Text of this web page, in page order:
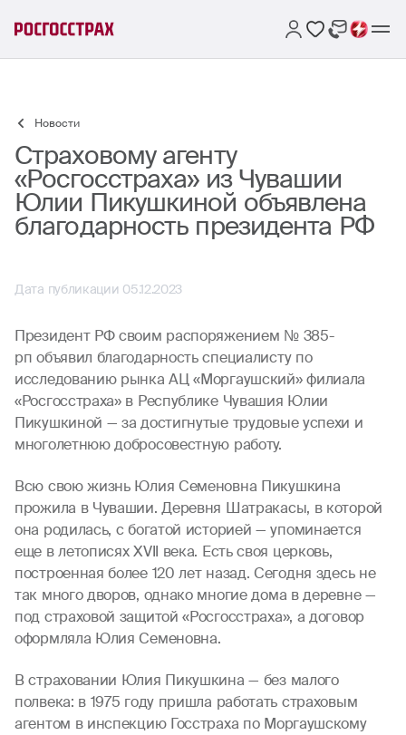
Новости
Страховому агенту
«Росгосстраха» из Чувашии
Юлии Пикушкиной объявлена
благодарность президента РФ
Дата публикации 05.12.2023
Президент РФ своим распоряжением № 385-
рп объявил благодарность специалисту по
исследованию рынка АЦ «Моргаушский» филиала
«Росгосстраха» в Республике Чувашия Юлии
Пикушкиной — за достигнутые трудовые успехи и
многолетнюю добросовестную работу.
Всю свою жизнь Юлия Семеновна Пикушкина
прожила в Чувашии. Деревня Шатракасы, в которой
она родилась, с богатой историей — упоминается
еще в летописях XVII века. Есть своя церковь,
построенная более 120 лет назад. Сегодня здесь не
так много дворов, однако многие дома в деревне —
под страховой защитой «Росгосстраха», а договор
оформляла Юлия Семеновна.
В страховании Юлия Пикушкина — без малого
полвека: в 1975 году пришла работать страховым
агентом в инспекцию Госстраха по Моргаушскому